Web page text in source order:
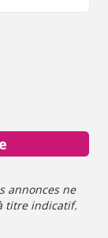
annonces ne
titre indicatif.